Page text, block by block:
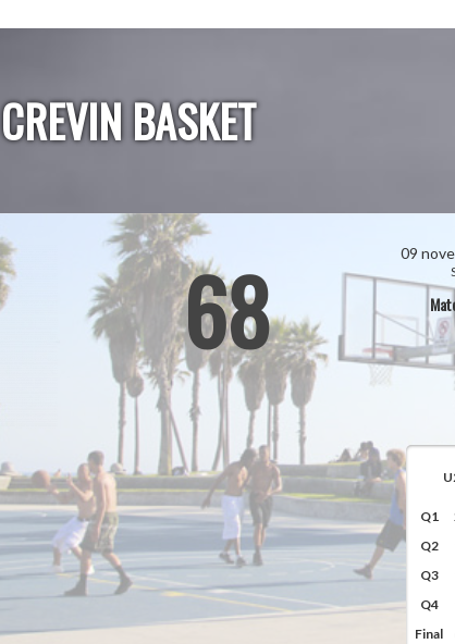
CREVIN BASKET
09
68
Q1
Q2
Q3
Q4
Final